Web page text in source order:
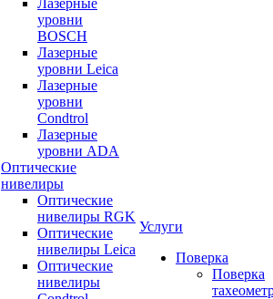
Лазерные
уровни
BOSCH
Лазерные
уровни Leica
Лазерные
уровни
Condtrol
Лазерные
уровни ADA
Оптические
нивелиры
Оптические
нивелиры RGK
Оптические
нивелиры Leica
Оптические
нивелиры
Услуги
Поверка
Поверка